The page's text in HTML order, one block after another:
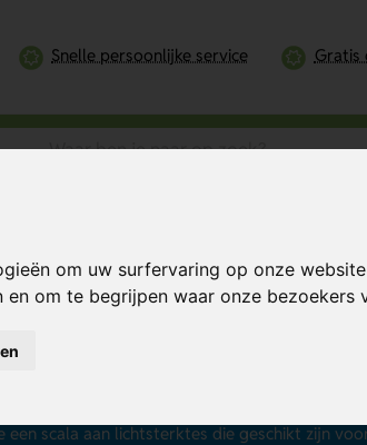
om uw surfervaring op onze
om te begrijpen waar onze bezoekers
Snelle persoonlijke service Gratis
bedrukken
letterlijk in de schijnwerpers zetten? Laat
een scala aan lichtsterktes die geschikt zijn